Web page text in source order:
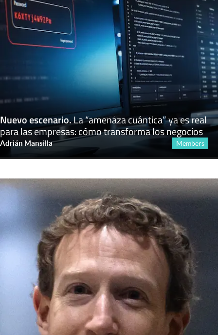
Nuevo escenario.La “amenaza cuántica” ya es real
para las empresas: cómo transforma los negocios
Adrián Mansilla Members